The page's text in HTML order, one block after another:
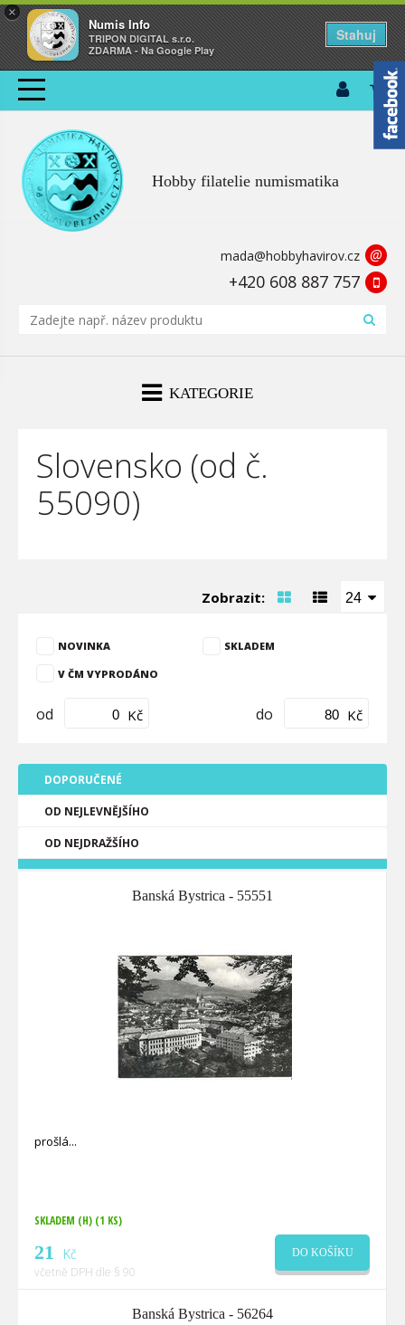
×
Numis Info
TRIPON DIGITAL s.r.o.
ZDARMA - Na Google Play
Stahuj
Hobby filatelie numismatika
mada@hobbyhavirov.cz @
+420 608 887 757
KATEGORIE
Slovensko (od č.
55090)
Zobrazit: 24
NOVINKA SKLADEM
V ČM VYPRODÁNO
od Kč do Kč
DOPORUČENÉ
OD NEJLEVNĚJŠÍHO
OD NEJDRAŽŠÍHO
Banská Bystrica - 55551
prošlá
SKLADEM (H) (1 KS)
21 Kč
včetně DPH dle § 90
DO KOŠÍKU
Banská Bystrica - 56264